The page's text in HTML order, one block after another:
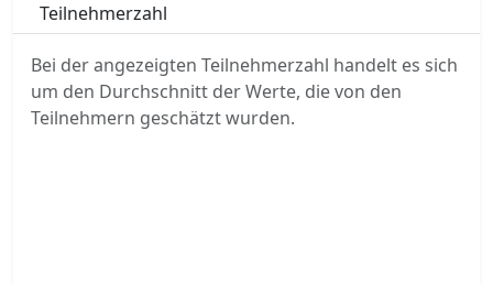
Teilnehmerzahl
Bei der angezeigten Teilnehmerzahl handelt es sich
um den Durchschnitt der Werte, die von den
Teilnehmern geschätzt wurden.